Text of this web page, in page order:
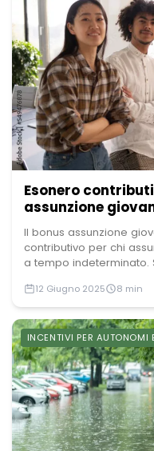
Esonero
assunzione
Il bonus assunzione
contributivo per chi
a tempo indeterminato.
12 Giugno 2025 8 min
INCENTIVI PER AUTONOMI